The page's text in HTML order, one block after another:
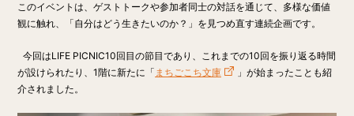
このイベントは、ゲストトークや参加者同士の対話を通じて、多様な価値
観に触れ、「自分はどう生きたいのか？」を見つめ直す連続企画です。
今回はLIFE PICNIC10回目の節目であり、これまでの10回を振り返る時間
が設けられたり、1階に新たに「 まちごこち文庫
」が始まったことも紹
介されました。